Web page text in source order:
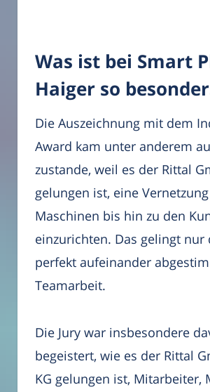
Was ist bei Smart
Haiger so
Die Auszeichnung mit dem
Award kam unter anderem
zustande, weil es der Rittal
gelungen ist, eine
Maschinen bis hin zu den
einzurichten. Das gelingt nur
perfekt aufeinander
Teamarbeit.
Die Jury war insbesondere
begeistert, wie es der Rittal
KG gelungen ist, Mitarbeiter,